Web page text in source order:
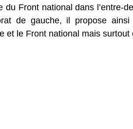
du Front national dans l’entre-
de gauche, il propose
et le Front national mais